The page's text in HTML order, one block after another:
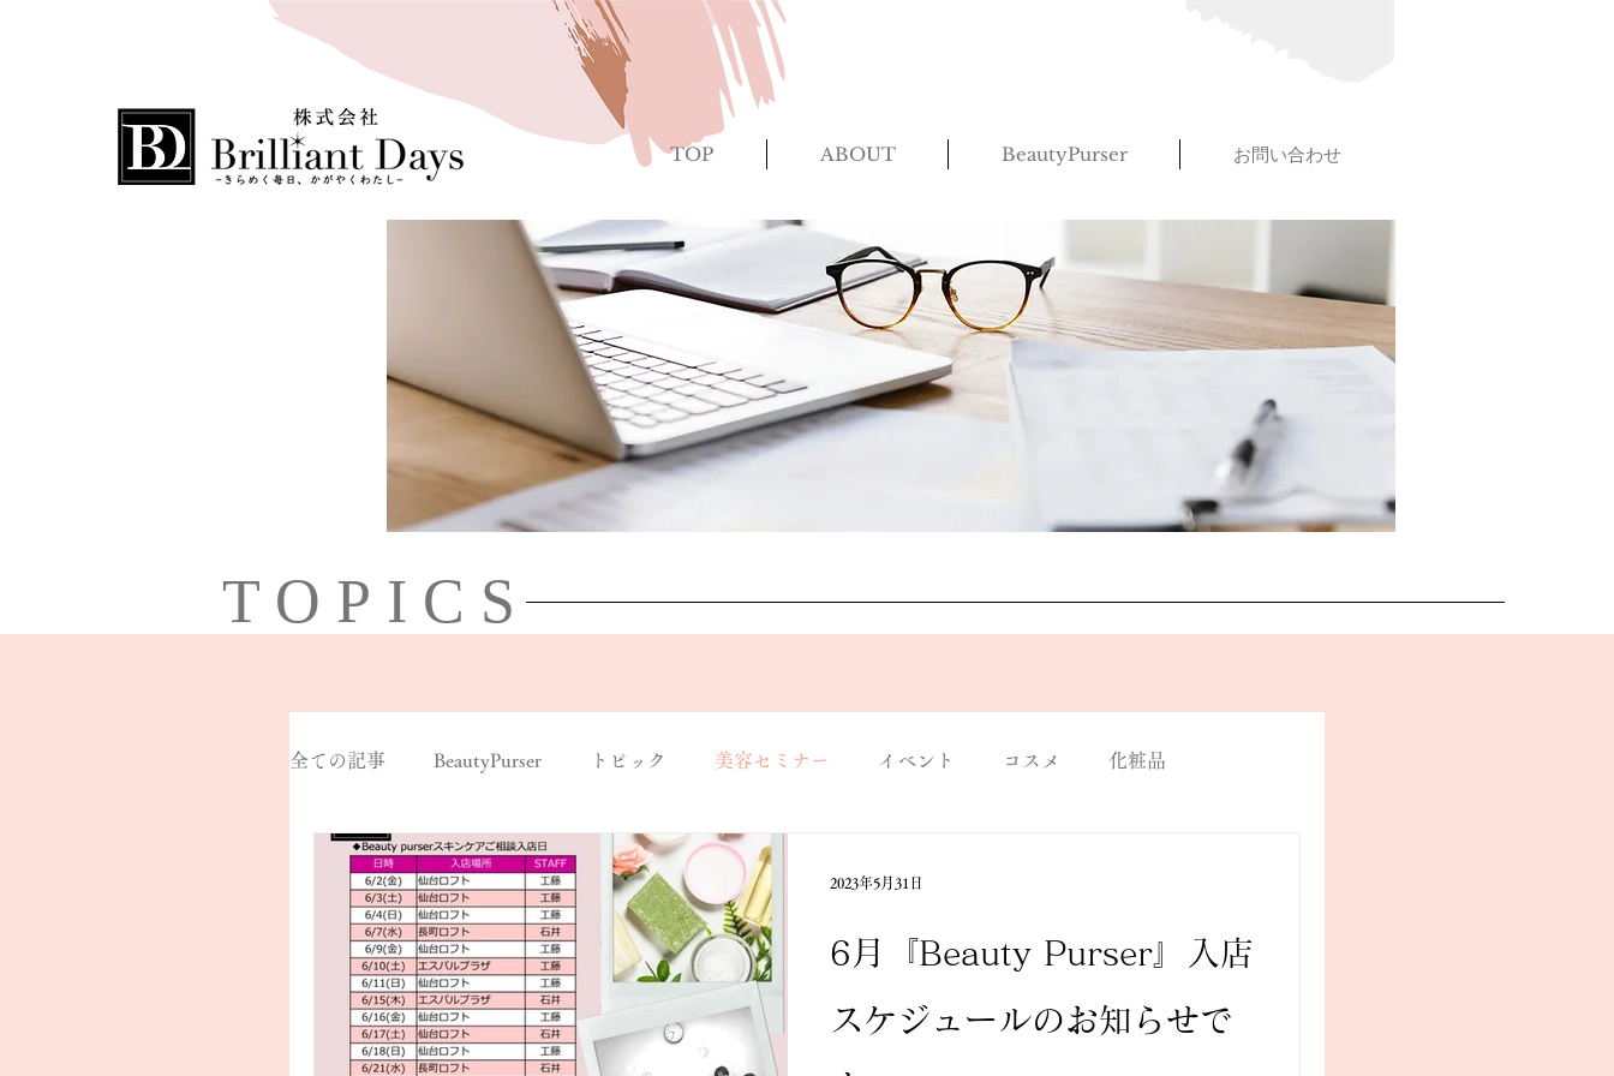
TOP ABOUT BeautyPurser お問い合わせ
TOPICS
全ての記事 BeautyPurser トピック 美容セミナー イベント コスメ 化粧品
SDGs 野々島ラベンダー Mineeco 入店情報
6月『Beauty Purser』入店
スケジュールのお知らせで
2023年5月31日